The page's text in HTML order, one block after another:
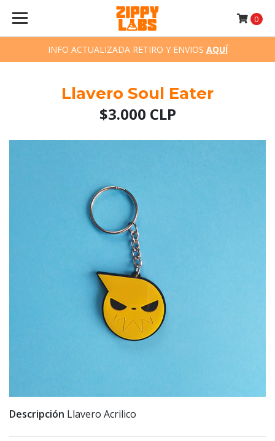
INFO ACTUALIZADA RETIRO Y ENVIOS AQUÍ
0
Llavero Soul Eater
$3.000 CLP
Descripción Llavero Acrilico